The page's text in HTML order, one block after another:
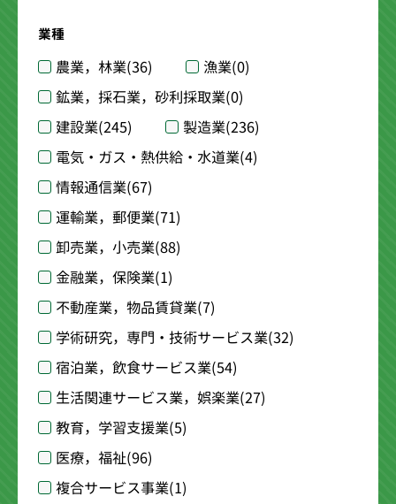
業種
農業，林業(36) 漁業(0)
鉱業，採石業，砂利採取業(0)
建設業(245) 製造業(236)
電気・ガス・熱供給・水道業(4)
情報通信業(67)
運輸業，郵便業(71)
卸売業，小売業(88)
金融業，保険業(1)
不動産業，物品賃貸業(7)
学術研究，専門・技術サービス業(32)
宿泊業，飲食サービス業(54)
生活関連サービス業，娯楽業(27)
教育，学習支援業(5)
医療，福祉(96)
複合サービス事業(1)